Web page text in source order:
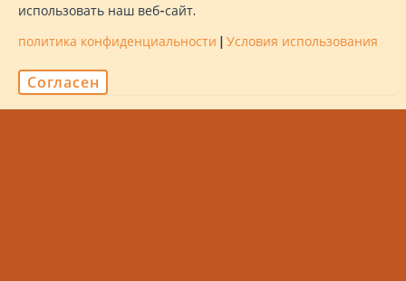
M. Iris, Orchid Magu, Rep of Maldives, 20213
sales@naalistravels.com
использовать наш веб-сайт.
политика конфиденциальности | Условия использования
Согласен